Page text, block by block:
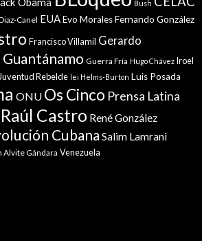
Bush
Canel EUAEvo MoralesFernando González
Francisco Villamil Gerardo
Guantánamo Guerra Fría Hugo Chávez Iroel
Juventud Rebelde lei Helms-Burton Luis Posada
ONU Os Cinco Prensa Latina
Raúl Castro René González
Cubana Salim Lamrani
Alvite Gándara Venezuela